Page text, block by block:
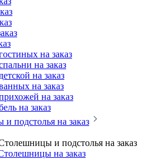
на заказ
на заказ
на заказ
на заказ
на заказ
на заказ
подстолья на заказ
и подстолья на заказ
на заказ